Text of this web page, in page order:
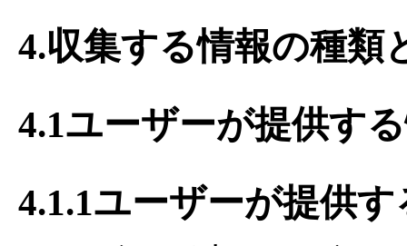
4.収集する情報の種類
4.1ユーザーが提供す
4.1.1ユーザーが提供